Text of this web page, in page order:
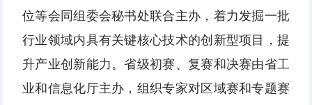
位等会同组委会秘书处联合主办，着力发掘一批
行业领域内具有关键核心技术的创新型项目，提
升产业创新能力。省级初赛、复赛和决赛由省工
业和信息化厅主办，组织专家对区域赛和专题赛